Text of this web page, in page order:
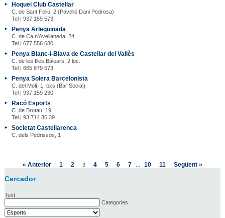
Hoquei Club Castellar
C. de Sant Feliu, 2 (Pavelló Dani Pedrosa)
Tel | 937 159 573
Penya Arlequinada
C. de Ca n'Avellaneda, 24
Tel | 677 556 680
Penya Blanc-i-Blava de Castellar del Vallès
C. de les Illes Balears, 2 loc.
Tel | 665 879 573
Penya Solera Barcelonista
C. del Molí, 1, bxs (Bar Social)
Tel | 937 159 230
Racó Esports
C. de Brutau, 19
Tel | 93 714 36 39
Societat Castellarenca
C. dels Pedrissos, 1
« Anterior 1 2 3 4 5 6 7 10 11 Següent »
Cercador
Text
Categories